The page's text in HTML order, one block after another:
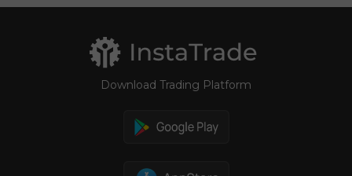
Download Trading Platform